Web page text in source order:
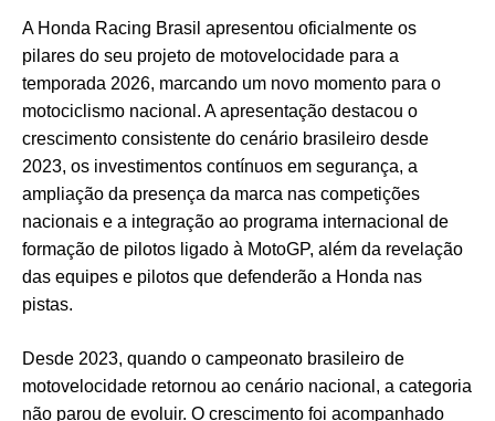
A Honda Racing Brasil apresentou oficialmente os
pilares do seu projeto de motovelocidade para a
temporada 2026, marcando um novo momento para o
motociclismo nacional. A apresentação destacou o
crescimento consistente do cenário brasileiro desde
2023, os investimentos contínuos em segurança, a
ampliação da presença da marca nas competições
nacionais e a integração ao programa internacional de
formação de pilotos ligado à MotoGP, além da revelação
das equipes e pilotos que defenderão a Honda nas
pistas.
Desde 2023, quando o campeonato brasileiro de
motovelocidade retornou ao cenário nacional, a categoria
não parou de evoluir. O crescimento foi acompanhado